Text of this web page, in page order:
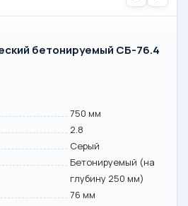
бетонируемый СБ-76.4
750 мм
2.8
Серый
Бетонируемый (на
глубину 250 мм)
76 мм